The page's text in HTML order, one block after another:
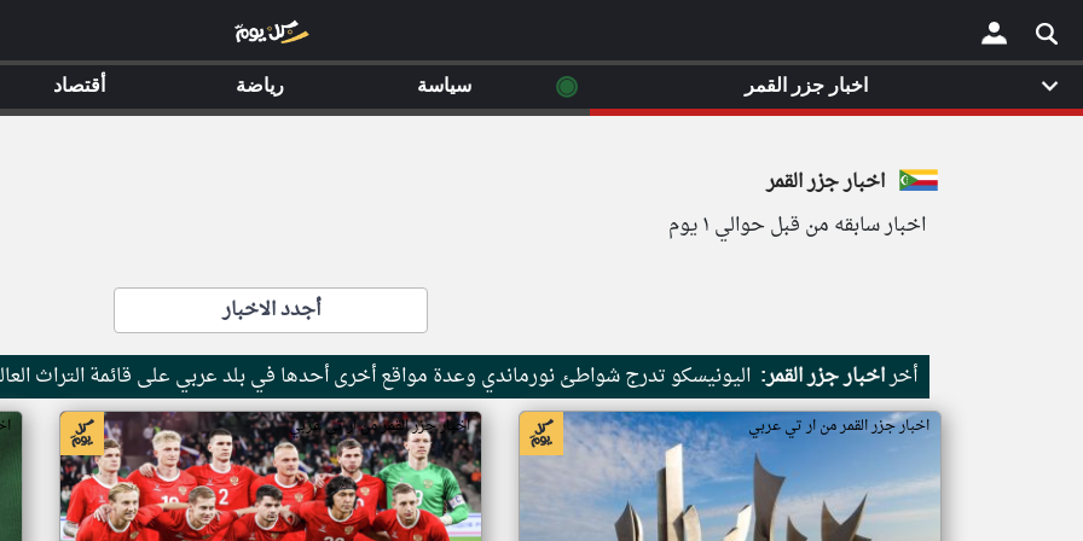
×
اخبار جزر القمر
اخبار سابقه من قبل حوالي ١ يوم
أجدد الاخبار
أخراخبار جزر القمر: اليونيسكو تدرج شواطئ نورماندي وعدة مواقع أخرى أحدها في بلد عربي على قائمة التراث
اخبار جزر القمر من ار تي عربي اخبار جزر القمر من ار تي عربي
اخبار جزر القمر ◉ سياسة رياضة أقتصاد